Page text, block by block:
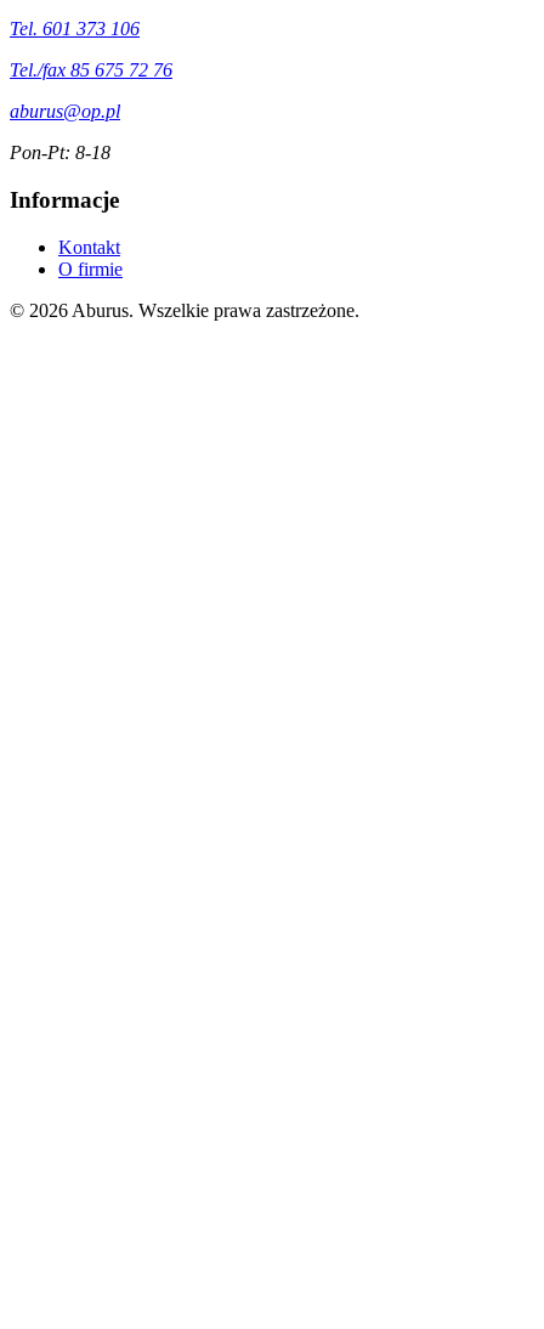
Tel. 601 373 106
Tel./fax 85 675 72 76
aburus@op.pl
Pon-Pt: 8-18
Informacje
Kontakt
O firmie
© 2026 Aburus. Wszelkie prawa zastrzeżone.